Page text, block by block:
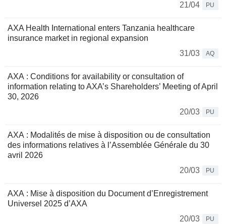
21/04
PU
AXA Health International enters Tanzania healthcare
insurance market in regional expansion
31/03
AQ
AXA : Conditions for availability or consultation of
information relating to AXA’s Shareholders’ Meeting of April
30, 2026
20/03
PU
AXA : Modalités de mise à disposition ou de consultation
des informations relatives à l’Assemblée Générale du 30
avril 2026
20/03
PU
AXA : Mise à disposition du Document d’Enregistrement
Universel 2025 d’AXA
20/03
PU